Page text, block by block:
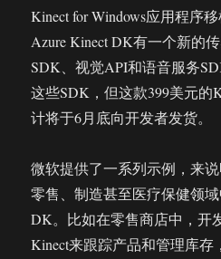
Kinect for Windows应用程序
Azure Kinect DK有一个新的
SDK、视觉API和语音服务
这些SDK，但这款399美元的
计将于6月底向开发者发货。
微软提供了一系列示例，来
零售、制造甚至医疗保健领
DK。比如在零售商店中，开
Kinect来跟踪产品和管理库存